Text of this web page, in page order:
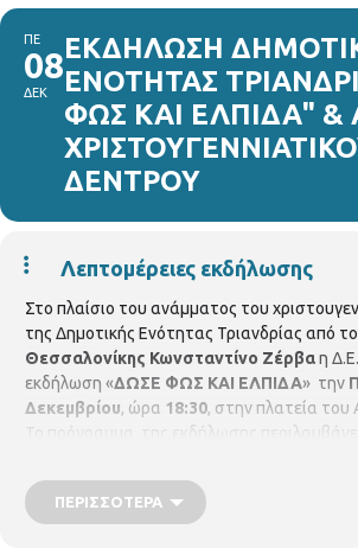
ΠΕ
08
ΔΕΚ
ΕΚΔΗΛΩΣΗ
ΕΝΟΤΗΤΑΣ
ΦΩΣ ΚΑΙ ΕΛΠΙΔΑ"
ΔΕΝΤΡΟΥ
Λεπτομέρειες εκδήλωσης
Στο πλαίσιο του ανάμματος του
της Δημοτικής Ενότητας Τριανδρίας από
Θεσσαλονίκης Κωνσταντίνο Ζέρβαη
εκδήλωση «ΔΩΣΕ ΦΩΣ ΚΑΙ ΕΛΠΙΔΑ» την
Δεκεμβρίου, ώρα 18:30, στην πλατεία του
Το πρόγραμμα της εκδήλωσης
από την παιδική χορωδία του Συλλόγου
ΠΕΡΙΣΣΌΤΕΡΑ